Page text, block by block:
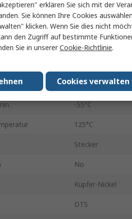
Stecker
Kabel
Stahl
Lötöse
-55°C
125°C
Stecker
No
Kupfer-Nickel
DTS
erklären Sie sich mit der
Sie können Ihre Cookies
klicken. Wenn Sie dies nicht
den Zugriff auf bestimmte
Sie in unsererCookie-Richtlinie.
Cookies verwalten